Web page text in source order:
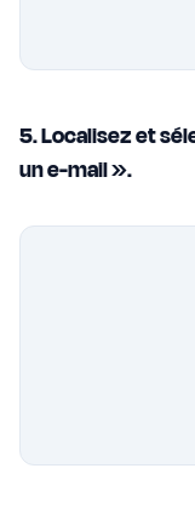
5. Localisez et
un e-mail ».